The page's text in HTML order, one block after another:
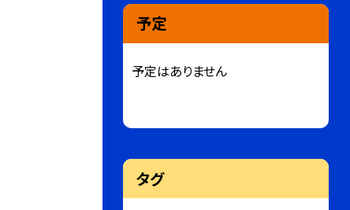
予定
予定はありません
タグ